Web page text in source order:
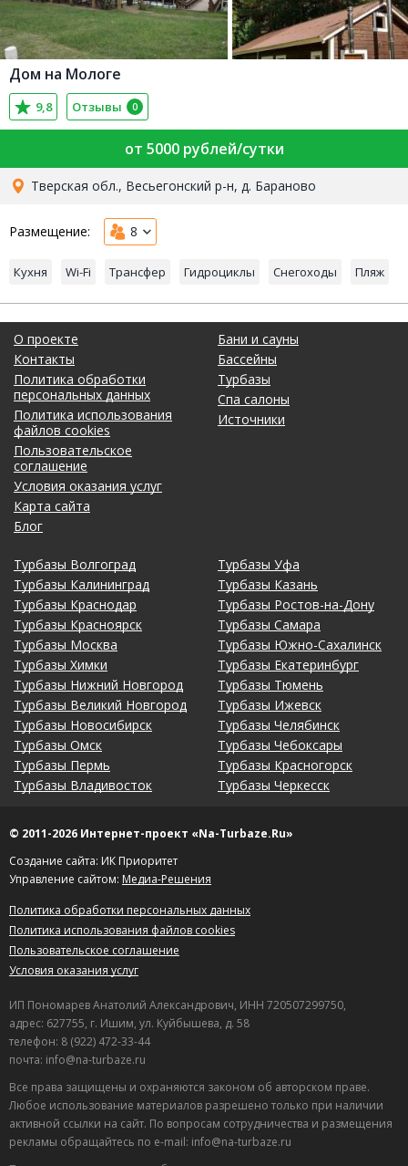
Дом на Мологе
9,8 Отзывы 0
от 5000 рублей/сутки
Тверская обл., Весьегонский р-н, д. Бараново
Размещение: 8
Кухня Wi-Fi Трансфер Гидроциклы Снегоходы Пляж
О проекте
Контакты
Политика обработки
персональных данных
Политика использования
файлов cookies
Пользовательское
соглашение
Условия оказания услуг
Карта сайта
Блог
Бани и сауны
Бассейны
Турбазы
Спа салоны
Источники
Турбазы Волгоград
Турбазы Калининград
Турбазы Краснодар
Турбазы Красноярск
Турбазы Москва
Турбазы Химки
Турбазы Нижний Новгород
Турбазы Великий Новгород
Турбазы Новосибирск
Турбазы Омск
Турбазы Пермь
Турбазы Владивосток
Турбазы Уфа
Турбазы Казань
Турбазы Ростов-на-Дону
Турбазы Самара
Турбазы Южно-Сахалинск
Турбазы Екатеринбург
Турбазы Тюмень
Турбазы Ижевск
Турбазы Челябинск
Турбазы Чебоксары
Турбазы Красногорск
Турбазы Черкесск
© 2011-2026 Интернет-проект «Na-Turbaze.Ru»
Создание сайта: ИК Приоритет
Управление сайтом: Медиа-Решения
Политика обработки персональных данных
Политика использования файлов cookies
Пользовательское соглашение
Условия оказания услуг
ИП Пономарев Анатолий Александрович, ИНН 720507299750,
адрес: 627755, г. Ишим, ул. Куйбышева, д. 58
телефон: 8 (922) 472-33-44
почта: info@na-turbaze.ru
Все права защищены и охраняются законом об авторском праве.
Любое использование материалов разрешено только при наличии
активной ссылки на сайт. По вопросам сотрудничества и размещения
рекламы обращайтесь по e-mail: info@na-turbaze.ru